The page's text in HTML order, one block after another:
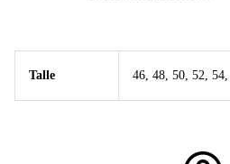
Talle 46, 48, 50, 52,